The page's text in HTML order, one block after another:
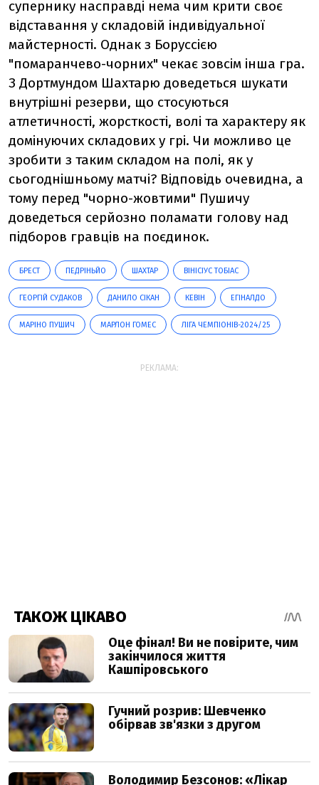
супернику насправді нема чим крити своє
відставання у складовій індивідуальної
майстерності. Однак з Боруссією
"помаранчево-чорних" чекає зовсім інша гра.
З Дортмундом Шахтарю доведеться шукати
внутрішні резерви, що стосуються
атлетичності, жорсткості, волі та характеру як
домінуючих складових у грі. Чи можливо це
зробити з таким складом на полі, як у
сьогоднішньому матчі? Відповідь очевидна, а
тому перед "чорно-жовтими" Пушичу
доведеться серйозно поламати голову над
підборов гравців на поєдинок.
БРЕСТ ПЕДРІНЬЙО ШАХТАР ВІНІСІУС ТОБІАС
ГЕОРГІЙ СУДАКОВ ДАНИЛО СІКАН КЕВІН ЕГІНАЛДО
МАРІНО ПУШИЧ МАРЛОН ГОМЕС ЛІГА ЧЕМПІОНІВ-2024/25
РЕКЛАМА: